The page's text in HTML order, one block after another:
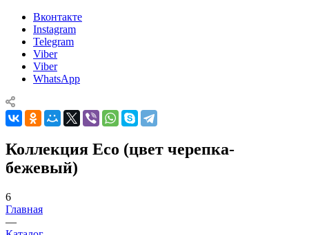
Вконтакте
Instagram
Telegram
Viber
Viber
WhatsApp
Коллекция Eco (цвет черепка-
бежевый)
6
Главная
—